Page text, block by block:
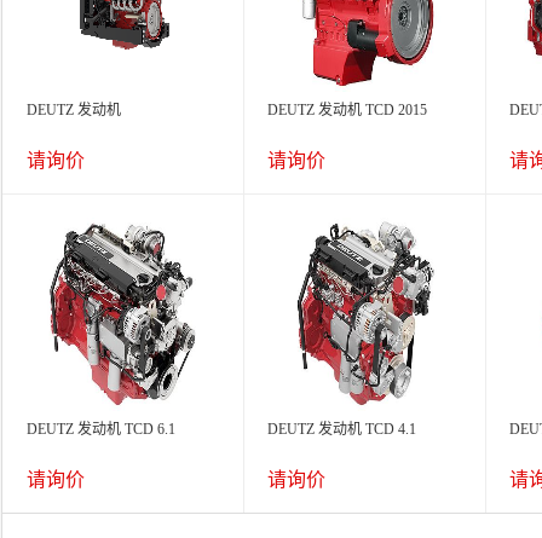
DEUTZ 发动机
请询价
DEUTZ 发动机 TCD 2015
请询价 请
DEUTZ 发动机 TCD 6.1
请询价
DEUTZ 发动机 TCD 4.1
请询价 请